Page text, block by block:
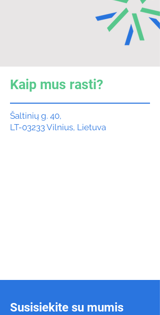
Kaip mus rasti?
Šaltinių g. 40,
LT-03233 Vilnius, Lietuva
Susisiekite su mumis